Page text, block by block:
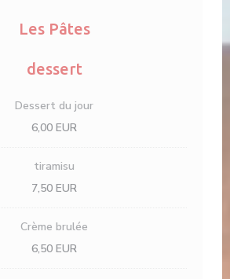
Les Pâtes
dessert
Dessert du jour
6,00 EUR
tiramisu
7,50 EUR
Crème brulée
6,50 EUR